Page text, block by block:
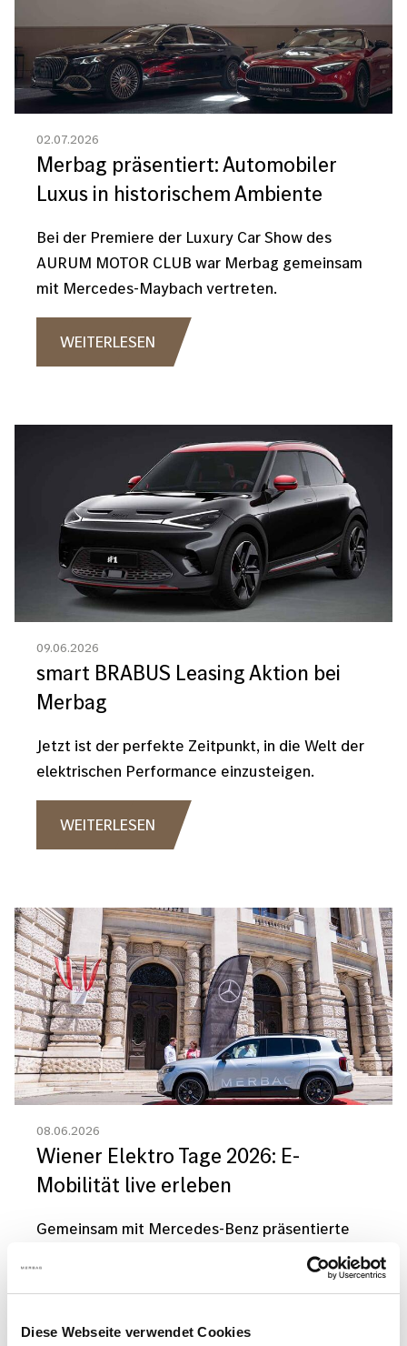
Diese Webseite verwendet Cookies
02.07.2026
Merbag präsentiert: Automobiler
Luxus in historischem Ambiente
Bei der Premiere der Luxury Car Show des
AURUM MOTOR CLUB war Merbag gemeinsam
mit Mercedes-Maybach vertreten.
WEITERLESEN
09.06.2026
smart BRABUS Leasing Aktion bei
Merbag
Jetzt ist der perfekte Zeitpunkt, in die Welt der
elektrischen Performance einzusteigen.
WEITERLESEN
Bild
08.06.2026
Wiener Elektro Tage 2026: E-
Mobilität live erleben
Gemeinsam mit Mercedes-Benz präsentierte
Merbag bei den Wiener Elektro Tagen 2026 die
neuesten und modernsten Elektromodelle.
WEITERLESEN